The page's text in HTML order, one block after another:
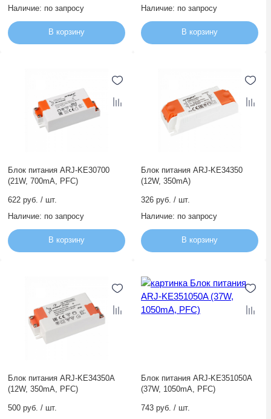
Наличие: по запросу
В корзину
Наличие: по запросу
В корзину
Блок питания ARJ-KE30700
(21W, 700mA, PFC)
622 руб. / шт.
Наличие: по запросу
В корзину
Блок питания ARJ-KE34350
(12W, 350mA)
326 руб. / шт.
Наличие: по запросу
В корзину
Блок питания ARJ-KE34350A
(12W, 350mA, PFC)
500 руб. / шт.
Блок питания ARJ-KE351050A
(37W, 1050mA, PFC)
743 руб. / шт.